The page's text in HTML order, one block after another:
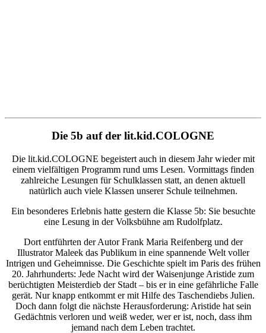
Die 5b auf der lit.kid.COLOGNE
Die lit.kid.COLOGNE begeistert auch in diesem Jahr wieder mit
einem vielfältigen Programm rund ums Lesen. Vormittags finden
zahlreiche Lesungen für Schulklassen statt, an denen aktuell
natürlich auch viele Klassen unserer Schule teilnehmen.
Ein besonderes Erlebnis hatte gestern die Klasse 5b: Sie besuchte
eine Lesung in der Volksbühne am Rudolfplatz.
Dort entführten der Autor Frank Maria Reifenberg und der
Illustrator Maleek das Publikum in eine spannende Welt voller
Intrigen und Geheimnisse. Die Geschichte spielt im Paris des frühen
20. Jahrhunderts: Jede Nacht wird der Waisenjunge Aristide zum
berüchtigten Meisterdieb der Stadt – bis er in eine gefährliche Falle
gerät. Nur knapp entkommt er mit Hilfe des Taschendiebs Julien.
Doch dann folgt die nächste Herausforderung: Aristide hat sein
Gedächtnis verloren und weiß weder, wer er ist, noch, dass ihm
jemand nach dem Leben trachtet.